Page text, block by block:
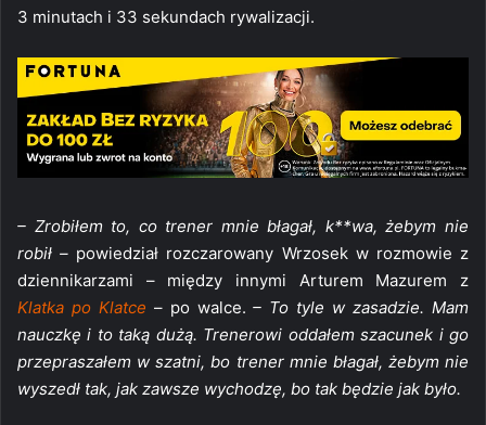
3 minutach i 33 sekundach rywalizacji.
– Zrobiłem to, co trener mnie błagał, k**wa, żebym nie
robił – powiedział rozczarowany Wrzosek w rozmowie z
dziennikarzami – między innymi Arturem Mazurem z
Klatka po Klatce – po walce.– To tyle w zasadzie. Mam
nauczkę i to taką dużą. Trenerowi oddałem szacunek i go
przepraszałem w szatni, bo trener mnie błagał, żebym nie
wyszedł tak, jak zawsze wychodzę, bo tak będzie jak było.